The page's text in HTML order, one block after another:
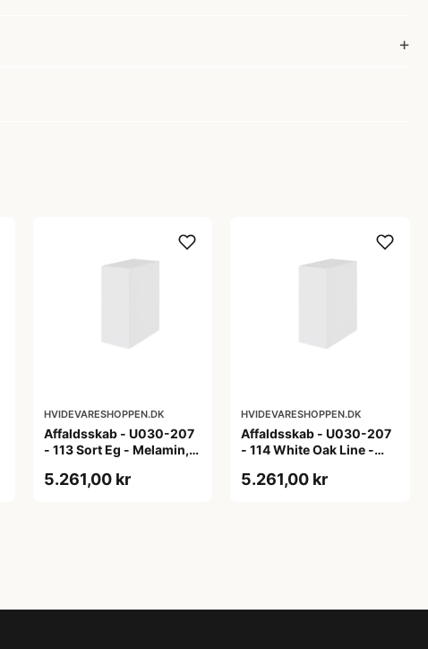
HVIDEVARESHOPPEN.DK
Affaldsskab - U030-207
- 113 Sort Eg - Melamin,
5.261,00 kr
HVIDEVARESHOPPEN.DK
Affaldsskab - U030-207
- 114 White Oak Line -
5.261,00 kr